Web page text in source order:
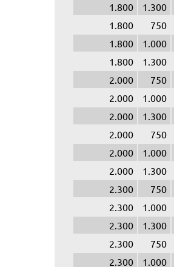
1.800
1.300
1.800
750
1.800
1.000
1.800
1.300
2.000
750
2.000
1.000
2.000
1.300
2.000
750
2.000
1.000
2.000
1.300
2.300
750
2.300
1.000
2.300
1.300
2.300
750
2.300
1.000